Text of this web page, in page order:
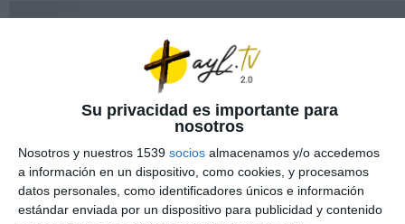
Su privacidad es importante para
nosotros
Nosotros y nuestros 1539 socios almacenamos y/o accedemos
a información en un dispositivo, como cookies, y procesamos
datos personales, como identificadores únicos e información
estándar enviada por un dispositivo para publicidad y contenido